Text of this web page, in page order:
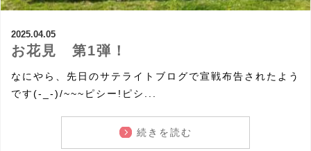
2025.04.05
お花見 第1弾！
なにやら、先日のサテライトブログで宣戦布告されたよう
です(-_-)/~~~ピシー!ピシ...
続きを読む